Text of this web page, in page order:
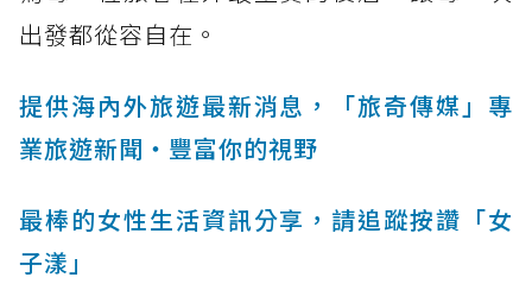
出發都從容自在。
提供海內外旅遊最新消息，「旅奇傳媒」專
業旅遊新聞‧豐富你的視野
最棒的女性生活資訊分享，請追蹤按讚「女
子漾」